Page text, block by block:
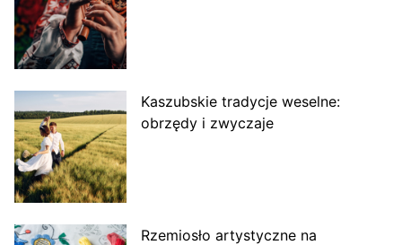
Kaszubskie tradycje weselne:
obrzędy i zwyczaje
Rzemiosło artystyczne na